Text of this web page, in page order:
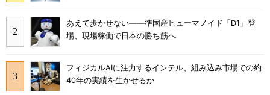
あえて歩かせない――準国産ヒューマノイド「D1」登
場、現場稼働で日本の勝ち筋へ
フィジカルAIに注力するインテル、組み込み市場での約
40年の実績を生かせるか